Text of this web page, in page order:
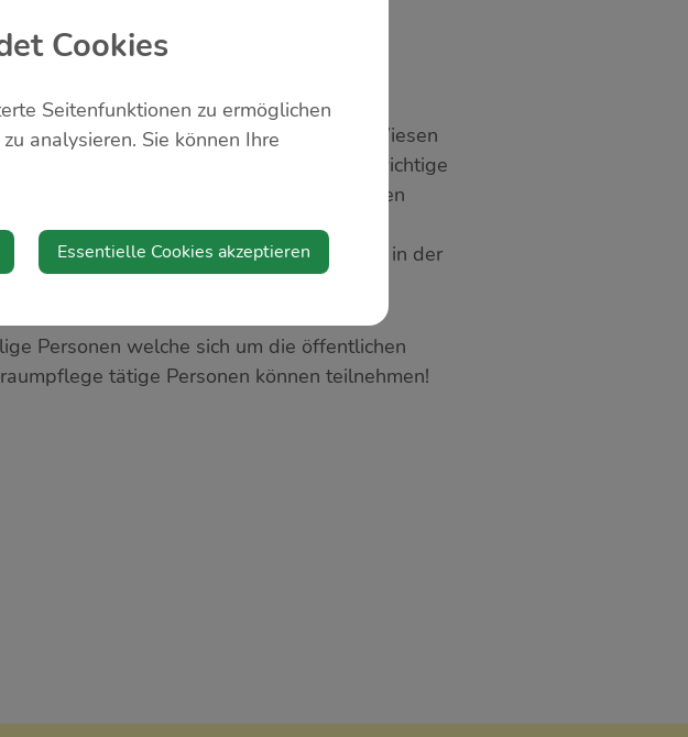
in der Region Amstetten. Ob naturnahe Wiesen
- öffentliche Grünräume spielen eine wichtige
die Basisausbildung für diese wichtigen
Garten" und der
Kurs. Die ersten Kurstage finden in der
Personen welche sich um die öffentlichen
tätige Personen können teilnehmen!
Cookies
Seitenfunktionen zu ermöglichen
analysieren. Sie können Ihre
Essentielle Cookies akzeptieren